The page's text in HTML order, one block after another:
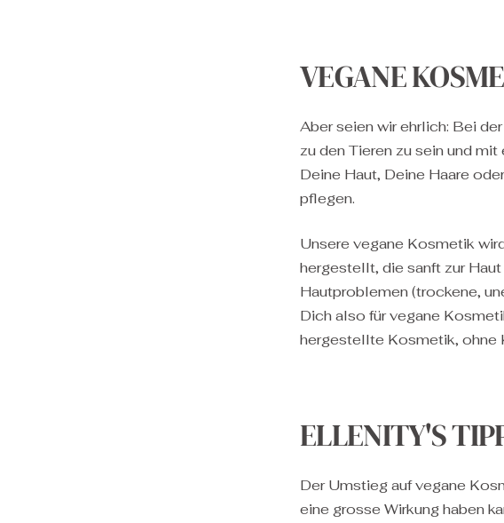
VEGANE
Aber seien wir ehrlich: Bei
zu den Tieren zu sein und
Deine Haut, Deine Haare
pflegen.
Unsere vegane Kosmetik
hergestellt, die sanft zur
Hautproblemen (trockene,
Dich also für vegane
hergestellte Kosmetik, ohne
ELLENITY'S
Der Umstieg auf vegane
eine grosse Wirkung haben